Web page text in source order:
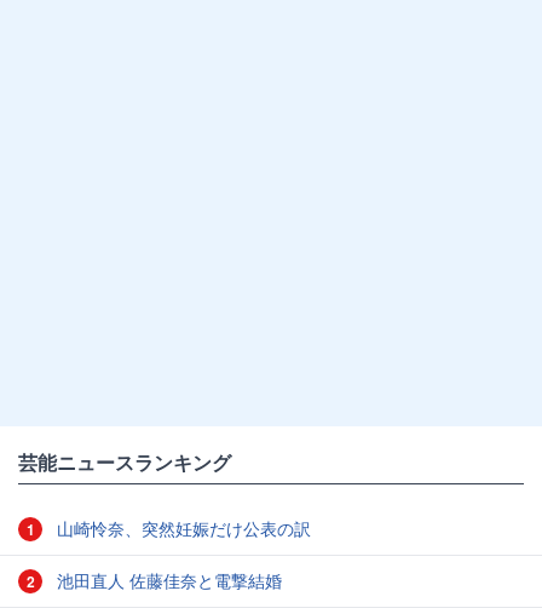
芸能ニュースランキング
1 山崎怜奈、突然妊娠だけ公表の訳
2 池田直人 佐藤佳奈と電撃結婚